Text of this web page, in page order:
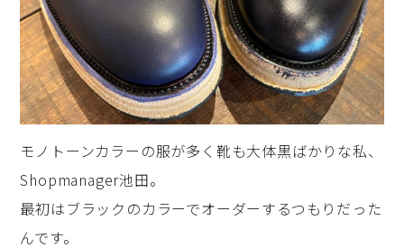
モノトーンカラーの服が多く靴も大体黒ばかりな私、
Shopmanager池田。
最初はブラックのカラーでオーダーするつもりだった
んです。